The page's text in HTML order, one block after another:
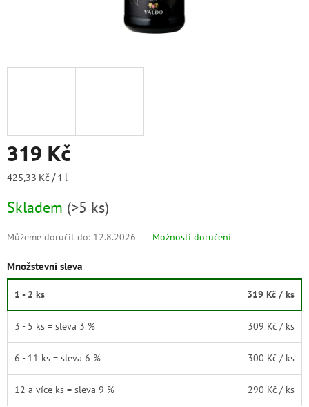
319 Kč
Měrná
425,33 Kč / 1 l
Skladem (>5 ks)
Můžeme doručit do: 12.8.2026 Možnosti doručení
Množstevní sleva
1 - 2 ks 319 Kč / ks
3 - 5 ks = sleva 3 % 309 Kč / ks
6 - 11 ks = sleva 6 % 300 Kč / ks
12 a více ks = sleva 9 % 290 Kč / ks